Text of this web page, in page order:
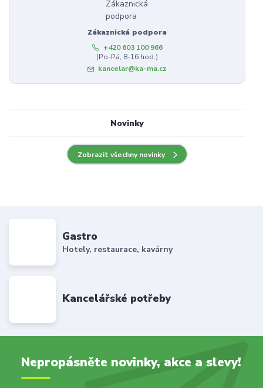
Zákaznická podpora
+420 603 100 966
(Po-Pá, 8-16 hod.)
kancelar@ka-ma.cz
Novinky
Zobrazit všechny novinky
Gastro
Hotely, restaurace, kavárny
Kancelářské potřeby
Nepropásněte novinky, akce a slevy!